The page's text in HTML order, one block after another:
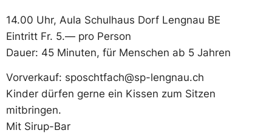
14.00 Uhr, Aula Schulhaus Dorf Lengnau BE
Eintritt Fr. 5.— pro Person
Dauer: 45 Minuten, für Menschen ab 5 Jahren
Vorverkauf: sposchtfach@sp-lengnau.ch
Kinder dürfen gerne ein Kissen zum Sitzen
mitbringen.
Mit Sirup-Bar